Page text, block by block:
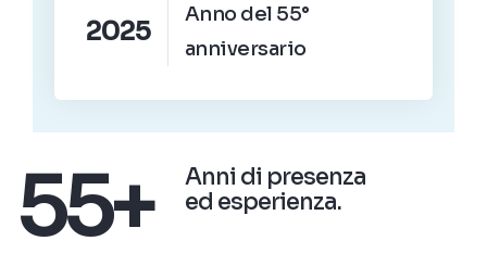
2025
Anno del 55°
anniversario
55+
Anni di presenza
ed esperienza.